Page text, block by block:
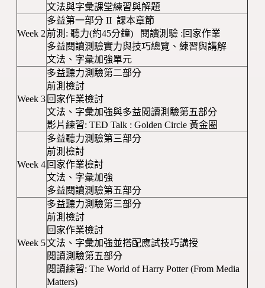
文法與字彙課堂練習與解題
Week 2
多益第一部分 II 課本章節
前測: 聽力(約45分鐘) 閱讀測驗 :回家作業
多益閱讀測驗實力與技巧總覽、練習與講解
文法、字彙加強單元
Week 3
多益聽力測驗第二部分
前測檢討
回家作業檢討
文法、字彙加強與多益閱讀測驗第五部分
影片練習: TED Talk : Golden Circle 黃金圈
Week 4
多益聽力測驗第三部分
前測檢討
回家作業檢討
文法、字彙加強
多益閱讀測驗第五部分
Week 5
多益聽力測驗第三部分
前測檢討
回家作業檢討
文法、字彙加強並搭配應試技巧講授
閱讀測驗第五部分
閱讀練習: The World of Harry Potter (From Media
Matters)